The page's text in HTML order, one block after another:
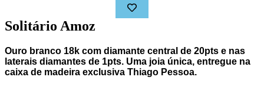
Solitário Amoz
Ouro branco 18k com diamante central de 20pts e nas
laterais diamantes de 1pts. Uma joia única, entregue na
caixa de madeira exclusiva Thiago Pessoa.